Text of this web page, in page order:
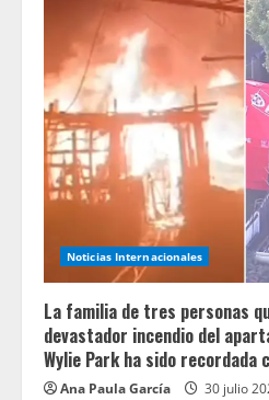
Noticias Internacionales
La familia de tres personas
devastador incendio del
Wylie Park ha sido recordada
Ana Paula García 30 julio